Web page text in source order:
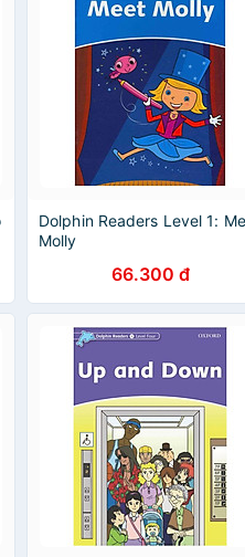
Dolphin Readers Level 1:
Molly
66.300 đ